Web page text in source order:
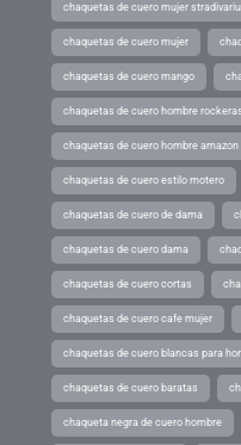
chaquetas de cuero mujer
chaquetas de cuero mujer
chaquetas de cuero mango
chaquetas de cuero hombre rockeras
chaquetas de cuero hombre amazon
chaquetas de cuero estilo motero
chaquetas de cuero de dama
chaquetas de cuero dama
chaquetas de cuero cortas
chaquetas de cuero cafe mujer
chaquetas de cuero blancas para
chaquetas de cuero baratas
chaqueta negra de cuero hombre